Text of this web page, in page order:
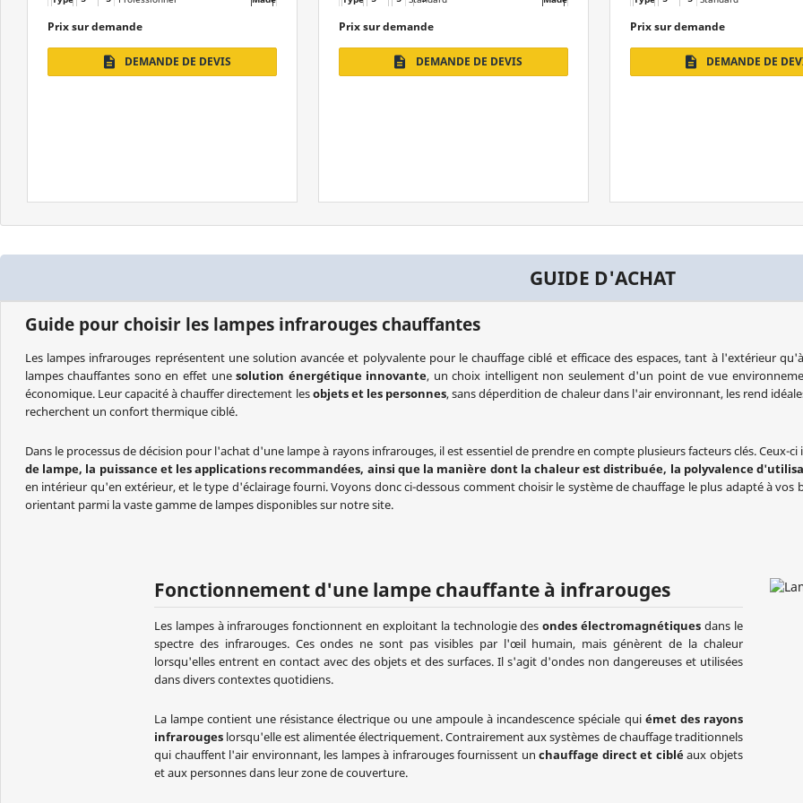
Alimentation
Monophasé
IP24
Prix ​​sur demande
description DEMANDE DE DEVIS
Alimentation
Monophasé
IP24
Prix ​​sur demande
description DEMANDE DE DEVIS
Alimentation
Monophasé - Triphasé
IP24
Prix ​​sur demande
description DEMANDE DE
GUIDE D'ACHAT
Guide pour choisir les lampes infrarouges chauffantes
Les lampes infrarouges représentent une solution avancée et polyvalente pour le chauffage ciblé et efficace des espaces, tant à l'extérieur
lampes chauffantes sono en effet unesolution énergétique innovante, un choix intelligent non seulement d'un point de vue
économique. Leur capacité à chauffer directement lesobjets et les personnes, sans déperdition de chaleur dans l'air environnant, les rend
recherchent un confort thermique ciblé.
Dans le processus de décision pour l'achat d'une lampe à rayons infrarouges, il est essentiel de prendre en compte plusieurs facteurs clés. Ceux-
de lampe, la puissance et les applications recommandées, ainsi que la manière dont la chaleur est distribuée, la polyvalence
en intérieur qu'en extérieur, et le type d'éclairage fourni. Voyons donc ci-dessous comment choisir le système de chauffage le plus adapté à vos
orientant parmi la vaste gamme de lampes disponibles sur notre site.
Fonctionnement d'une lampe chauffante à infrarouges
Les lampes à infrarouges fonctionnent en exploitant la technologie desondes électromagnétiques dans le
spectre des infrarouges. Ces ondes ne sont pas visibles par l'œil humain, mais génèrent de la chaleur
lorsqu'elles entrent en contact avec des objets et des surfaces. Il s'agit d'ondes non dangereuses et utilisées
dans divers contextes quotidiens.
La lampe contient une résistance électrique ou une ampoule à incandescence spéciale qui émet des rayons
infrarouges lorsqu'elle est alimentée électriquement. Contrairement aux systèmes de chauffage traditionnels
qui chauffent l'air environnant, les lampes à infrarouges fournissent unchauffage direct et cibléaux objets
et aux personnes dans leur zone de couverture.